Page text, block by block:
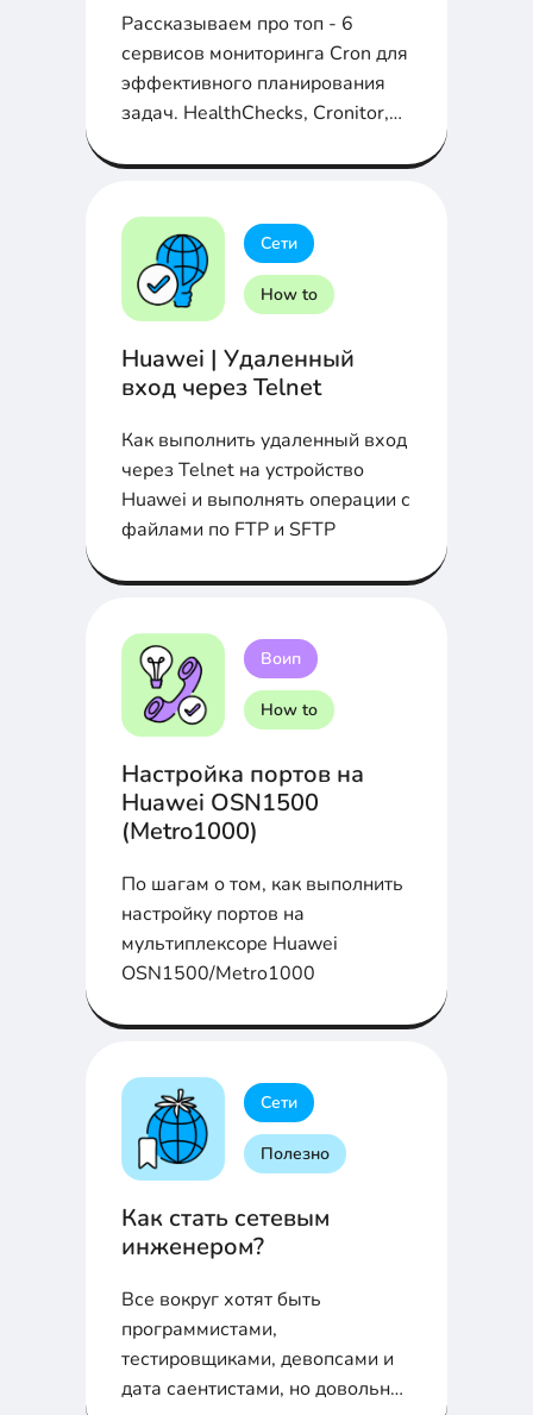
Рассказываем про топ - 6
сервисов мониторинга Cron для
эффективного планирования
задач. HealthChecks, Cronitor,
Сети
How to
Huawei | Удаленный
вход через Telnet
Как выполнить удаленный вход
через Telnet на устройство
Huawei и выполнять операции с
файлами по FTP и SFTP
Воип
How to
Настройка портов на
Huawei OSN1500
(Metro1000)
По шагам о том, как выполнить
настройку портов на
мультиплексоре Huawei
OSN1500/Metro1000
Сети
Полезно
Как стать сетевым
инженером?
Все вокруг хотят быть
программистами,
тестировщиками, девопсами и
дата саентистами, но довольно